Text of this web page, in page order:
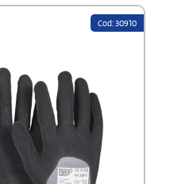
Cod: 30910